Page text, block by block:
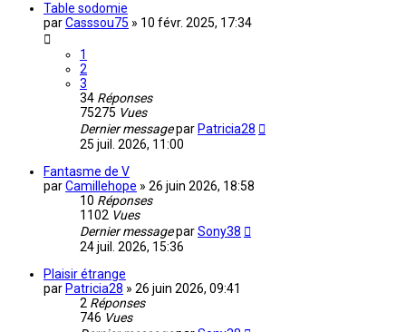
Table sodomie
parCasssou75 » 10 févr. 2025, 17:34
1
2
3
34 Réponses
75275 Vues
Dernier messagepar Patricia28
25 juil. 2026, 11:00
Fantasme de V
parCamillehope » 26 juin 2026, 18:58
10 Réponses
1102 Vues
Dernier messageparSony38
24 juil. 2026, 15:36
Plaisir étrange
par Patricia28 » 26 juin 2026, 09:41
2 Réponses
746 Vues